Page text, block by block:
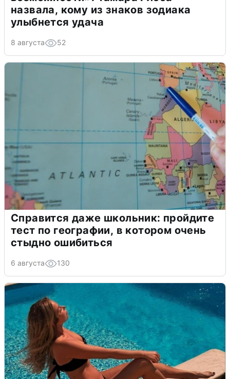
назвала, кому из знаков зодиака
улыбнется удача
8 августа 52
Справится даже школьник: пройдите
тест по географии, в котором очень
стыдно ошибиться
6 августа 130